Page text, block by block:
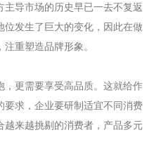
导市场的历史早已一去不复返
位发生了巨大的变化，因此在做
重塑造品牌形象。
更需要享受高品质。这就给作
要求，企业要研制适宜不同消费
来越挑剔的消费者，产品多元